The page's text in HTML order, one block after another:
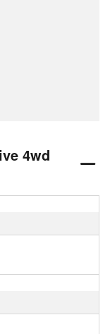
4wd